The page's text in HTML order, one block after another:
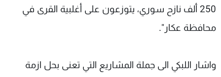
250 ألف نازح سوري، يتوزعون على أغلبية القرى في
محافظة عكار".
واشار اللبكي الى جملة المشاريع التي تعنى بحل ازمة